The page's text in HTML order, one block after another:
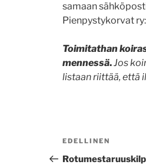
samaan
Pienpystykorvat
Toimitathan
mennessä.Jos
listaan riittää, että
Artikkelien
selaus
Edellinen
artikkeli
EDELLINEN